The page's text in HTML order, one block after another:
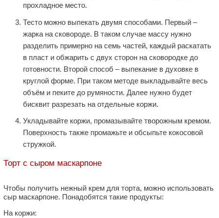
прохладное место.
Тесто можно выпекать двумя способами. Первый –
жарка на сковороде. В таком случае массу нужно
разделить примерно на семь частей, каждый раскатать
в пласт и обжарить с двух сторон на сковородке до
готовности. Второй способ – выпекание в духовке в
круглой форме. При таком методе выкладывайте весь
объём и пеките до румяности. Далее нужно будет
бисквит разрезать на отдельные коржи.
Укладывайте коржи, промазывайте творожным кремом.
Поверхность также промажьте и обсыпьте кокосовой
стружкой.
Торт с сыром маскарпоне
Чтобы получить нежный крем для торта, можно использовать
сыр маскарпоне. Понадобятся такие продукты:
На коржи: